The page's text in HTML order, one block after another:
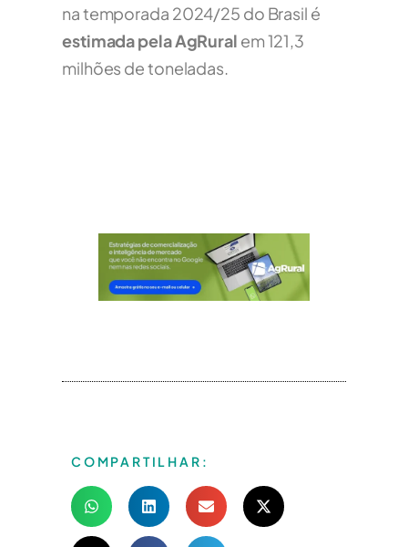
na temporada 2024/25 do Brasil é
estimada pela AgRural em 121,3
milhões de toneladas.
COMPARTILHAR: